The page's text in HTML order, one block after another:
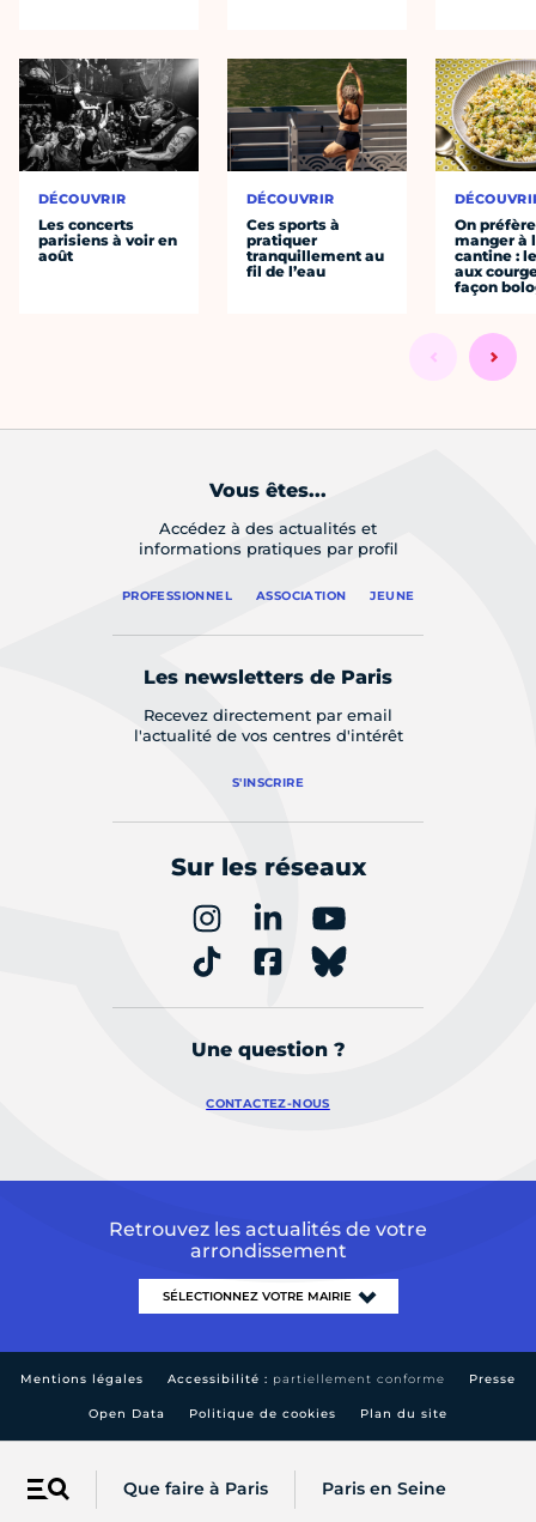
Menu Que faire à Paris Paris en Seine
DÉCOUVRIR
Les concerts
parisiens à voir en
août
DÉCOUVRIR
Ces sports à
pratiquer
tranquillement au
fil de l’eau
On préfère
manger à
cantine :
aux
façon
Vous êtes...
Accédez à des actualités et
informations pratiques par profil
PROFESSIONNEL ASSOCIATION JEUNE
Les newsletters de Paris
Recevez directement par email
l'actualité de vos centres d'intérêt
S'INSCRIRE
Sur les réseaux
Une question ?
CONTACTEZ-NOUS
Retrouvez les actualités de votre
arrondissement
Mentions légales Accessibilité : partiellement conforme Presse
Open Data Politique de cookies Plan du site